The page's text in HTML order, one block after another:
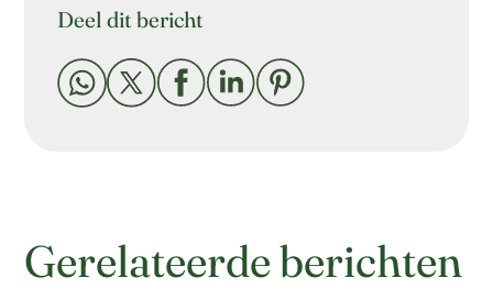
Deel dit bericht
    
Gerelateerde berichten